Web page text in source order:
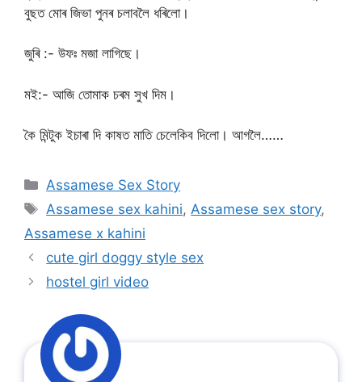
বুছত মোৰ জিভা পুনৰ চলাবলৈ ধৰিলো।
জুৰি :- উফঃ মজা লাগিছে।
মই:- আজি তোমাক চৰম সুখ দিম।
কৈ মিন্টুক ইচাৰা দি কাষত মাতি চেলেকিব দিলো। আগলৈ……
Categories
Assamese Sex Story
Tags
Assamese sex kahini,Assamese sex story,
Assamese x kahini
cute girl doggy style sex
hostel girl video